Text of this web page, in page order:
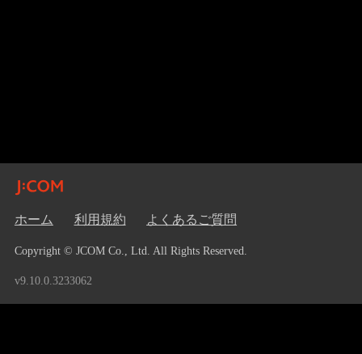
ホーム 利用規約 よくあるご質問
Copyright © JCOM Co., Ltd. All Rights Reserved.
v9.10.0.3233062